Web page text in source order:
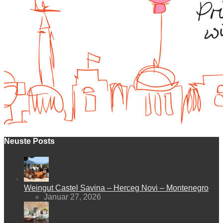
Neuste Posts
Weingut Castel Savina – Herceg Novi – Montenegro
Januar 27, 2026